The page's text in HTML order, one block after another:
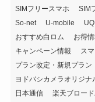
SIMフリースマホ
SIM
So-net
U-mobile
おすすめ白ロム
お得
キャンペーン情報
ス
プラン改定・新規プラン
ヨドバシカメラオリジナ
日本通信
楽天ブロー